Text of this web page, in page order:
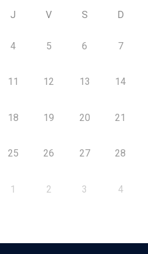
J V S D
4 5 6 7
11 12 13 14
18 19 20 21
25 26 27 28
1 2 3 4